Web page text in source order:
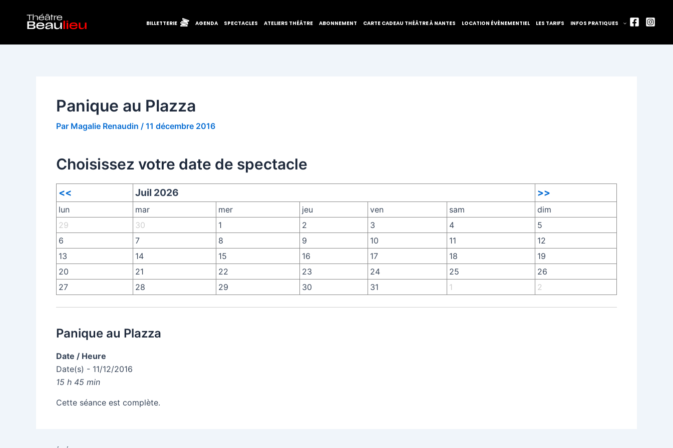
contenu
BILLETTERIE AGENDA SPECTACLES ATELIERS THÉÂTRE ABONNEMENT CARTE CADEAU THÉÂTRE À NANTES LOCATION ÉVÈNEMENTIEL LES TARIFS INFOS PRATIQUES
Panique au Plazza
Par Magalie Renaudin / 11 décembre 2016
Choisissez votre date de spectacle
<< Juil 2026 >>
lun mar mer jeu ven sam
dim
29
30 1 2 3 4
5
6
7 8 9 10 11
12
13
14 15 16 17 18
19
20
21 22 23 24 25
26
27
28 29 30 31 1 2
Panique au Plazza
Date / Heure
Date(s) - 11/12/2016
15 h 45 min
Cette séance est complète.
des
articles